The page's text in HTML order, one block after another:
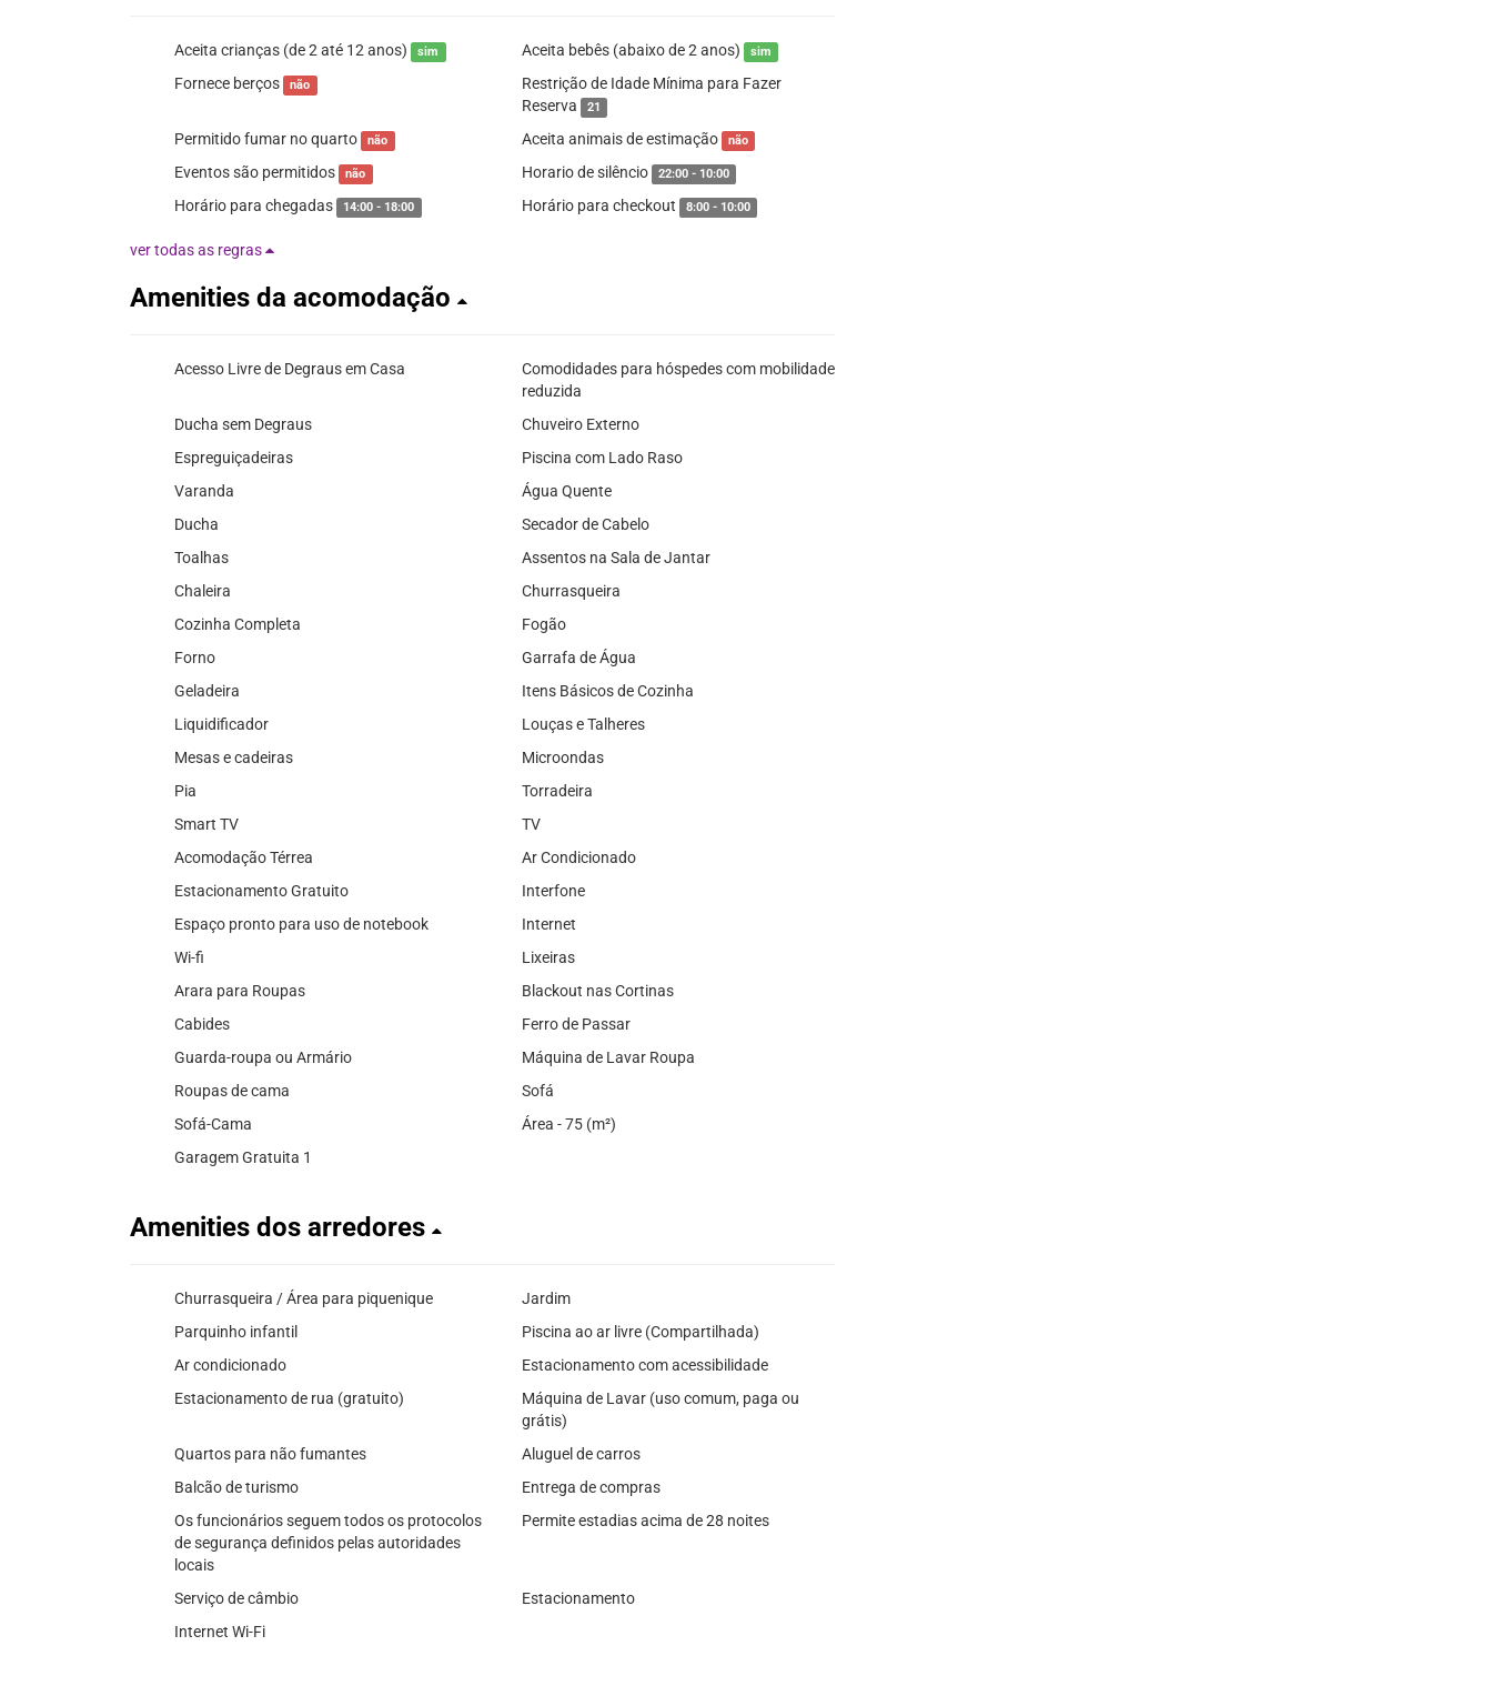
Aceita crianças (de 2 até 12 anos) sim Aceita bebês (abaixo de 2 anos) sim
Fornece berços não
Restrição de Idade Mínima para Fazer
Reserva
21
Permitido fumar no quarto não Aceita animais de estimação não
Eventos são permitidos não Horario de silêncio 22:00 - 10:00
Horário para chegadas 14:00 - 18:00 Horário para checkout 8:00 - 10:00
ver todas as regras
Amenities da acomodação
Acesso Livre de Degraus em Casa
Comodidades para hóspedes com mobilidade
reduzida
Ducha sem Degraus
Chuveiro Externo
Espreguiçadeiras
Piscina com Lado Raso
Varanda
Água Quente
Ducha
Secador de Cabelo
Toalhas
Assentos na Sala de Jantar
Chaleira
Churrasqueira
Cozinha Completa
Fogão
Forno
Garrafa de Água
Geladeira
Itens Básicos de Cozinha
Liquidificador
Louças e Talheres
Mesas e cadeiras
Microondas
Pia
Torradeira
Smart TV
TV
Acomodação Térrea
Ar Condicionado
Estacionamento Gratuito
Interfone
Espaço pronto para uso de notebook
Internet
Wi-fi
Lixeiras
Arara para Roupas
Blackout nas Cortinas
Cabides
Ferro de Passar
Guarda-roupa ou Armário
Máquina de Lavar Roupa
Roupas de cama
Sofá
Sofá-Cama
Área - 75 (m²)
Garagem Gratuita 1
Amenities dos arredores
Churrasqueira / Área para piquenique
Jardim
Parquinho infantil
Piscina ao ar livre (Compartilhada)
Ar condicionado
Estacionamento com acessibilidade
Estacionamento de rua (gratuito)
Máquina de Lavar (uso comum, paga ou
grátis)
Quartos para não fumantes
Aluguel de carros
Balcão de turismo
Entrega de compras
Os funcionários seguem todos os protocolos
de segurança definidos pelas autoridades
locais
Permite estadias acima de 28 noites
Serviço de câmbio
Estacionamento
Internet Wi-Fi